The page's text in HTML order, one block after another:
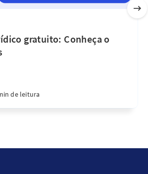
gratuito: Conheça o
de leitura